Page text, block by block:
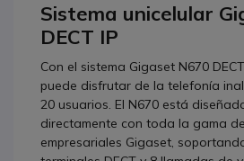
Sistema unicelular
DECT IP
Con el sistema Gigaset N670
puede disfrutar de la telefonía
20 usuarios. El N670 está
directamente con toda la gama
empresariales Gigaset,